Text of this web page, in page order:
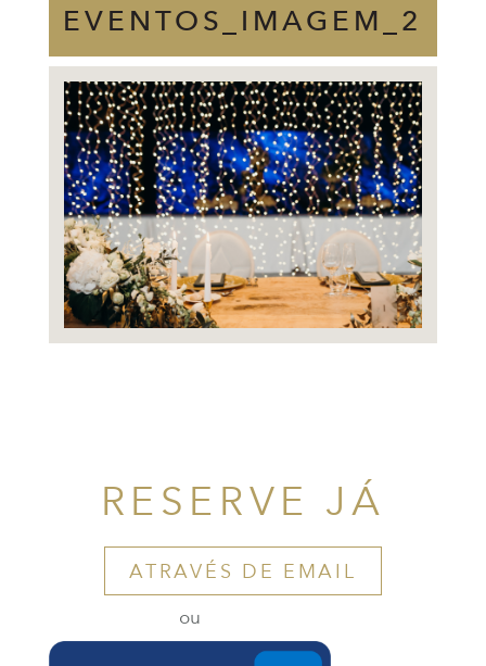
EVENTOS_IMAGEM_2
RESERVE JÁ
ATRAVÉS DE EMAIL
ou